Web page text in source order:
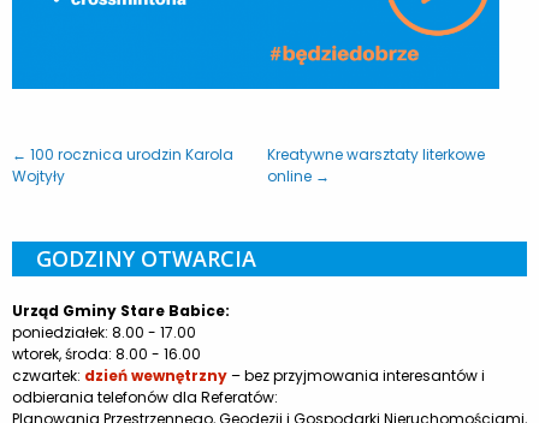
← 100 rocznica urodzin Karola
Wojtyły
Kreatywne warsztaty literkowe
online →
GODZINY OTWARCIA
Urząd Gminy Stare Babice:
poniedziałek: 8.00 - 17.00
wtorek, środa: 8.00 - 16.00
czwartek: dzień wewnętrzny– bez przyjmowania interesantów i
odbierania telefonów dla Referatów: